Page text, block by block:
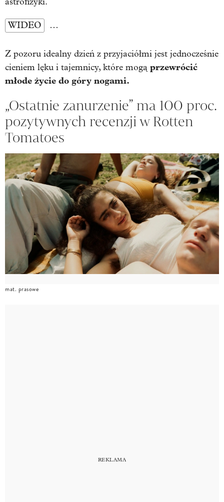
WIDEO …
Z pozoru idealny dzień z przyjaciółmi jest jednocześnie
cieniem lęku i tajemnicy, które mogą przewrócić
młode życie do góry nogami.
„Ostatnie zanurzenie” ma 100 proc.
pozytywnych recenzji w Rotten
Tomatoes
mat. prasowe